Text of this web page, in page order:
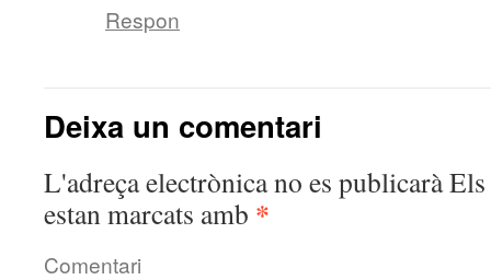
Respon
Deixa un comentari
L'adreça electrònica no es publicaràEls
estan marcats amb *
Comentari